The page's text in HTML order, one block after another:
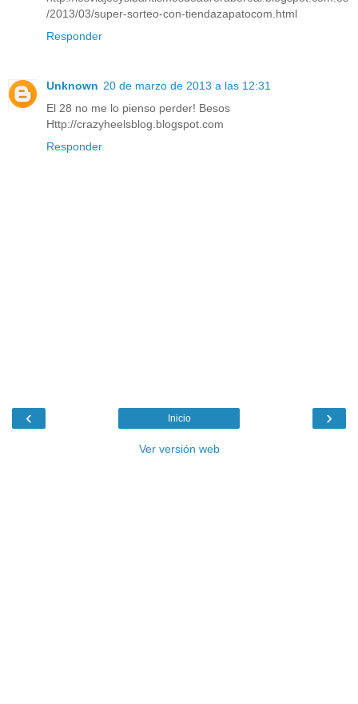
/2013/03/super-sorteo-con-tiendazapatocom.html
Responder
Unknown 20 de marzo de 2013 a las 12:31
El 28 no me lo pienso perder! Besos
Http://crazyheelsblog.blogspot.com
Responder
‹ ›
Inicio
Ver versión web